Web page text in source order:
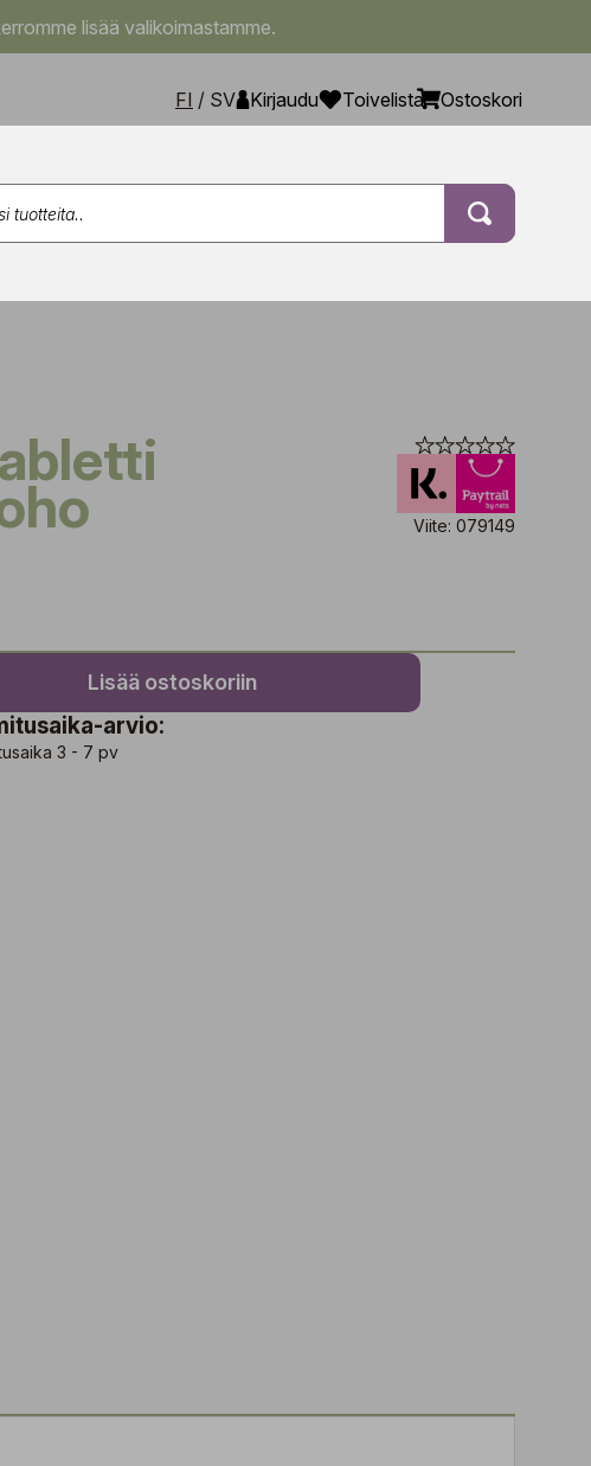
lisää valikoimastamme.
FI / SV Kirjaudu Toivelista Ostoskori
Viite: 079149
Lisää ostoskoriin
arvio:
3 - 7 pv